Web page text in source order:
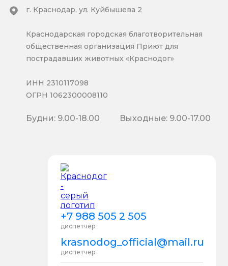
+7 988 505 2 505
диспетчер
krasnodog_official@mail.ru
диспетчер
г. Краснодар, ул. Куйбышева 2
Краснодарская городская благотворительная
общественная организация Приют для
пострадавших животных «Краснодог»
ИНН 2310117098
ОГРН 1062300008110
Будни: 9.00-18.00 Выходные: 9.00-17.00